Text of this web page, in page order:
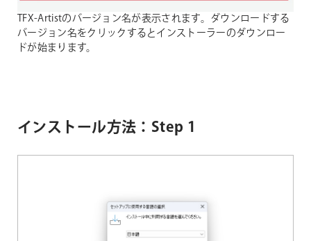
TFX-Artistのバージョン名が表示されます。ダウンロードする
バージョン名をクリックするとインストーラーのダウンロー
ドが始まります。
インストール方法：Step 1